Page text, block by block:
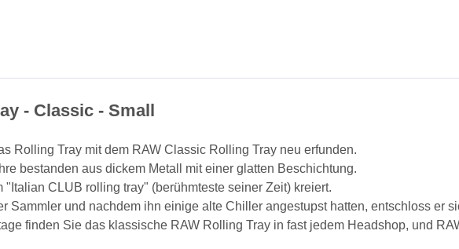
- Classic - Small
Rolling Tray mit dem RAW Classic Rolling Tray neu erfunden.
bestanden aus dickem Metall mit einer glatten Beschichtung.
CLUB rolling tray" (berühmteste seiner Zeit) kreiert.
Sammler und nachdem ihn einige alte Chiller angestupst hatten, entschloss er
finden Sie das klassische RAW Rolling Tray in fast jedem Headshop, und